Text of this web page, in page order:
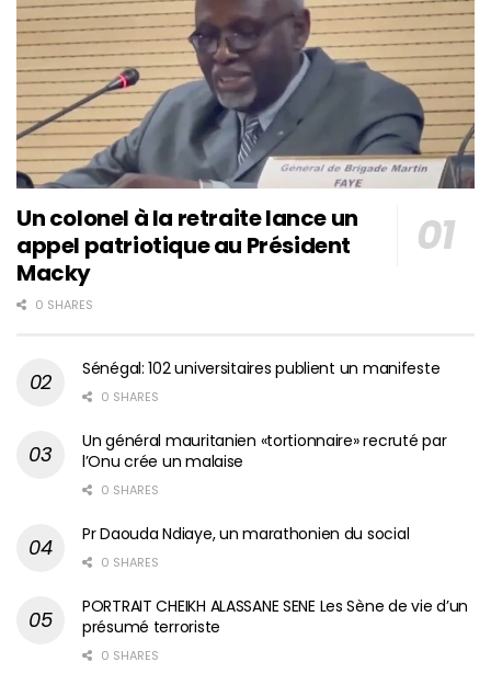
Un colonel à la retraite lance un
appel patriotique au Président
Macky
0 SHARES
Sénégal: 102 universitaires publient un manifeste
0 SHARES
Un général mauritanien «tortionnaire» recruté par
l’Onu crée un malaise
0 SHARES
Pr Daouda Ndiaye, un marathonien du social
0 SHARES
PORTRAIT CHEIKH ALASSANE SENE Les Sène de vie d’un
présumé terroriste
0 SHARES